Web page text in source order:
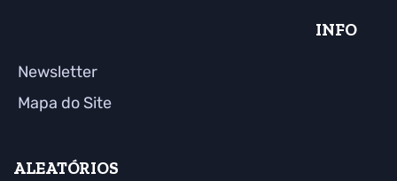
INFO
Newsletter
Mapa do Site
ALEATÓRIOS